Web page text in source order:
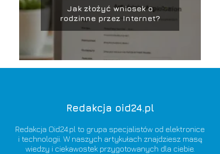
Jak złożyć wniosek o
rodzinne przez Internet?
Redakcja oid24.pl
Redakcja Oid24.pl to grupa specjalistów od elektronice
i technologii. W naszych artykułach znajdziesz masę
wiedzy i ciekawostek przygotowanych dla ciebie.